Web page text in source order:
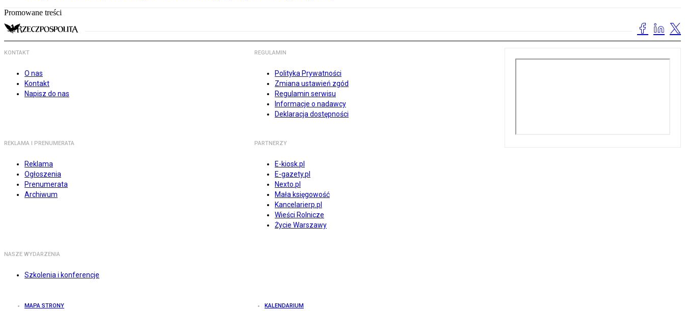
Promowane treści
KONTAKT
O nas
Kontakt
Napisz do nas
REGULAMIN
Polityka Prywatności
Zmiana ustawień zgód
Regulamin serwisu
Informacje o nadawcy
Deklaracja dostępności
REKLAMA I PRENUMERATA
Reklama
Ogłoszenia
Prenumerata
Archiwum
PARTNERZY
E-kiosk.pl
E-gazety.pl
Nexto.pl
Mała księgowość
Kancelarierp.pl
Wieści Rolnicze
Życie Warszawy
NASZE WYDARZENIA
Szkolenia i konferencje
MAPA STRONY KALENDARIUM